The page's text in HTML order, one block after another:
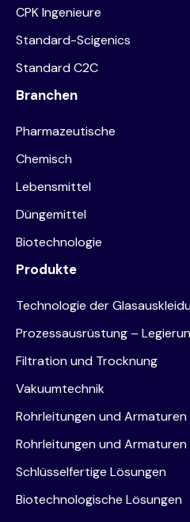
CPK Ingenieure
Standard-Scigenics
Standard C2C
Branchen
Pharmazeutische
Chemisch
Lebensmittel
Düngemittel
Biotechnologie
Produkte
Technologie der
Prozessausrüstung –
Filtration und Trocknung
Vakuumtechnik
Rohrleitungen und
Rohrleitungen und
Schlüsselfertige Lösungen
Biotechnologische Lösungen